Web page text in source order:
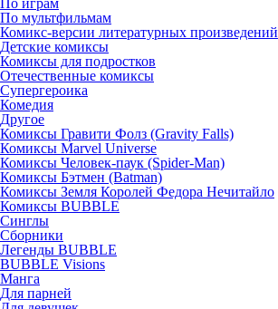
По мультфильмам
Комикс-версии литературных произведений
Детские комиксы
Комиксы для подростков
Отечественные комиксы
Супергероика
Комедия
Другое
Комиксы Гравити Фолз (Gravity Falls)
Комиксы Marvel Universe
Комиксы Человек-паук (Spider-Man)
Комиксы Бэтмен (Batman)
Комиксы Земля Королей Федора Нечитайло
Комиксы BUBBLE
Синглы
Сборники
Легенды BUBBLE
BUBBLE Visions
Манга
Для парней